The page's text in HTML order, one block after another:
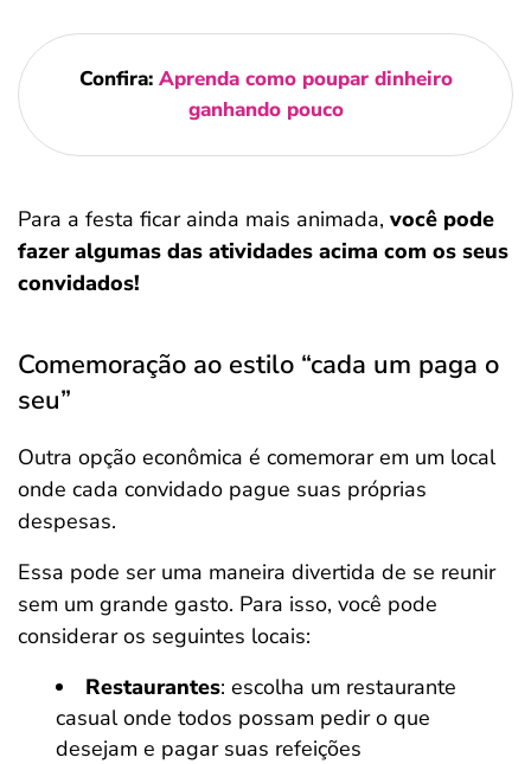
Confira: Aprenda como poupar dinheiro
ganhando pouco
Para a festa ficar ainda mais animada, você pode
fazer algumas das atividades acima com os seus
convidados!
Comemoração ao estilo “cada um paga o
seu”
Outra opção econômica é comemorar em um local
onde cada convidado pague suas próprias
despesas.
Essa pode ser uma maneira divertida de se reunir
sem um grande gasto. Para isso, você pode
considerar os seguintes locais:
Restaurantes: escolha um restaurante
casual onde todos possam pedir o que
desejam e pagar suas refeições